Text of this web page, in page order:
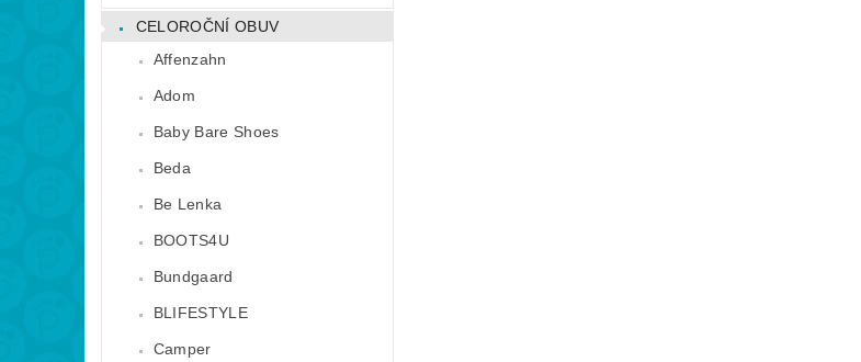
CELOROČNÍ OBUV
Affenzahn
Adom
Baby Bare Shoes
Beda
Be Lenka
BOOTS4U
Bundgaard
BLIFESTYLE
Camper